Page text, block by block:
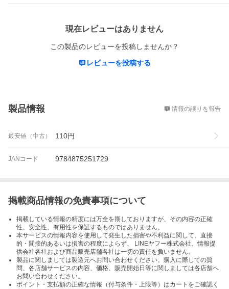
現在レビューはありません
この製品のレビューを投稿しませんか？
レビューを投稿する
製品情報 情報の誤りを報告
最安値（中古） 110円
JANコード 9784875251729
掲載商品情報の免責事項について
掲載している情報の精度には万全を期しておりますが、その内容の正確
性、安全性、有用性を保証するものではありません。
本サービスの情報内容を使用して発生した損害や不利益に関して、直接
的・間接的あるいは損害の程度によらず、 LINEヤフー株式会社、情報提
供会社各社および商品販売店舗各社は一切の責任を負いません。
製品に関しましては製造元へお問い合わせください。購入に際しての質
問、各店舗サービスの内容、価格、販売開始日等に関しましては各店舗へ
お問い合わせください。
ポイント・支払額の正確な情報（付与条件・上限等）はカートをご確認く